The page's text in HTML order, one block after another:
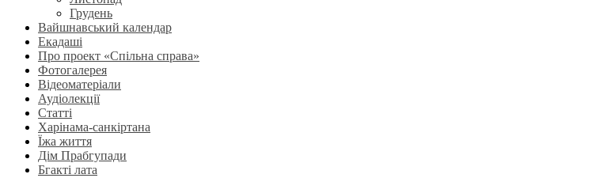
Грудень
Вайшнавський календар
Екадаші
Про проект «Спільна справа»
Фотогалерея
Відеоматеріали
Аудіолекції
Статті
Харінама-санкіртана
Їжа життя
Дім Прабгупади
Бгакті лата